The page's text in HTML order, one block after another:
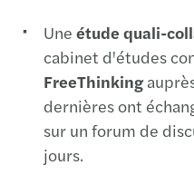
Une étude quali-
cabinet d'études
FreeThinking
dernières ont
sur un forum de
jours.